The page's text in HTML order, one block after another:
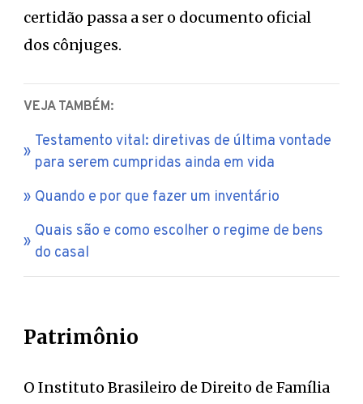
certidão passa a ser o documento oficial
dos cônjuges.
VEJA TAMBÉM:
Testamento vital: diretivas de última vontade
para serem cumpridas ainda em vida
Quando e por que fazer um inventário
Quais são e como escolher o regime de bens
do casal
Patrimônio
O Instituto Brasileiro de Direito de Família